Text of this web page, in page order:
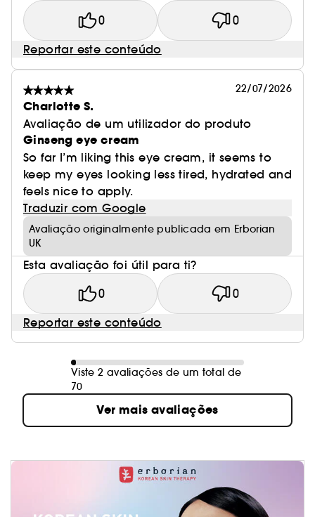
0 0
Reportar este conteúdo
22/07/2026
Charlotte S.
Avaliação de um utilizador do produto
Ginseng eye cream
So far I’m liking this eye cream, it seems to
keep my eyes looking less tired, hydrated and
feels nice to apply.
Traduzir com Google
Avaliação originalmente publicada em Erborian
UK
Esta avaliação foi útil para ti?
0 0
Reportar este conteúdo
Viste 2 avaliações de um total de
70
Ver mais avaliações